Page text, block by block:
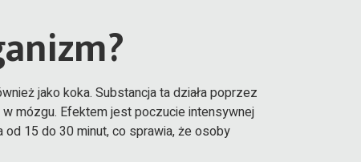
jako koka. Substancja ta działa poprzez
mózgu. Efektem jest poczucie intensywnej
15 do 30 minut, co sprawia, że osoby